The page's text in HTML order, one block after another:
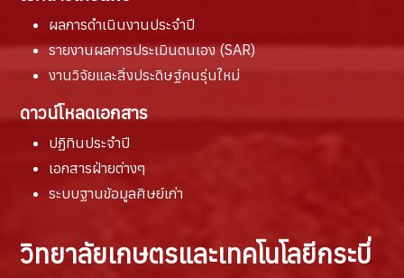
ผลการดำเนินงานประจำปี
รายงานผลการประเมินตนเอง (SAR)
งานวิจัยและสิ่งประดิษฐ์คนรุ่นใหม่
ดาวน์โหลดเอกสาร
ปฏิทินประจำปี
เอกสารฝ่ายต่างๆ
ระบบฐานข้อมูลศิษย์เก่า
วิทยาลัยเกษตรและเทคโนโลยีกระบี่